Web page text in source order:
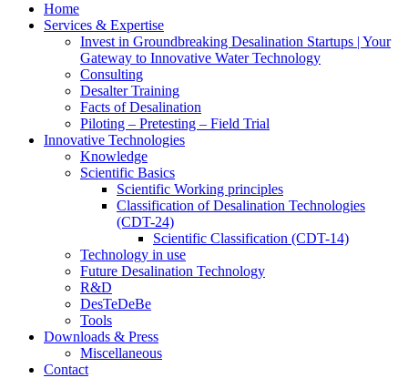
Home
Services & Expertise
Invest in Groundbreaking Desalination Startups | Your
Gateway to Innovative Water Technology
Consulting
Desalter Training
Facts of Desalination
Piloting – Pretesting – Field Trial
Innovative Technologies
Knowledge
Scientific Basics
Scientific Working principles
Classification of Desalination Technologies
(CDT-24)
Scientific Classification (CDT-14)
Technology in use
Future Desalination Technology
R&D
DesTeDeBe
Tools
Downloads & Press
Miscellaneous
Contact